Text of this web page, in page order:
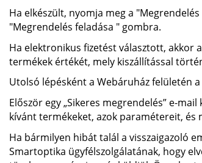
Ha elkészült, nyomja meg a
"Megrendelés feladása " gombra.
Ha elektronikus fizetést választott, akkor
termékek értékét, mely kiszállítással
Utolsó lépésként a Webáruház felületén
Először egy „Sikeres megrendelés” e-
kívánt termékeket, azok paramétereit,
Ha bármilyen hibát talál a visszaigazoló
Smartoptika ügyfélszolgálatának, hogy